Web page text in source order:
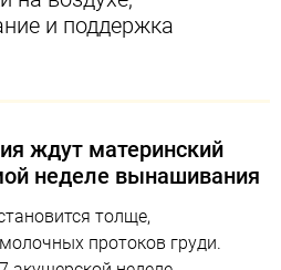
и поддержка
ждут материнский
неделе вынашивания
толще,
протоков груди.